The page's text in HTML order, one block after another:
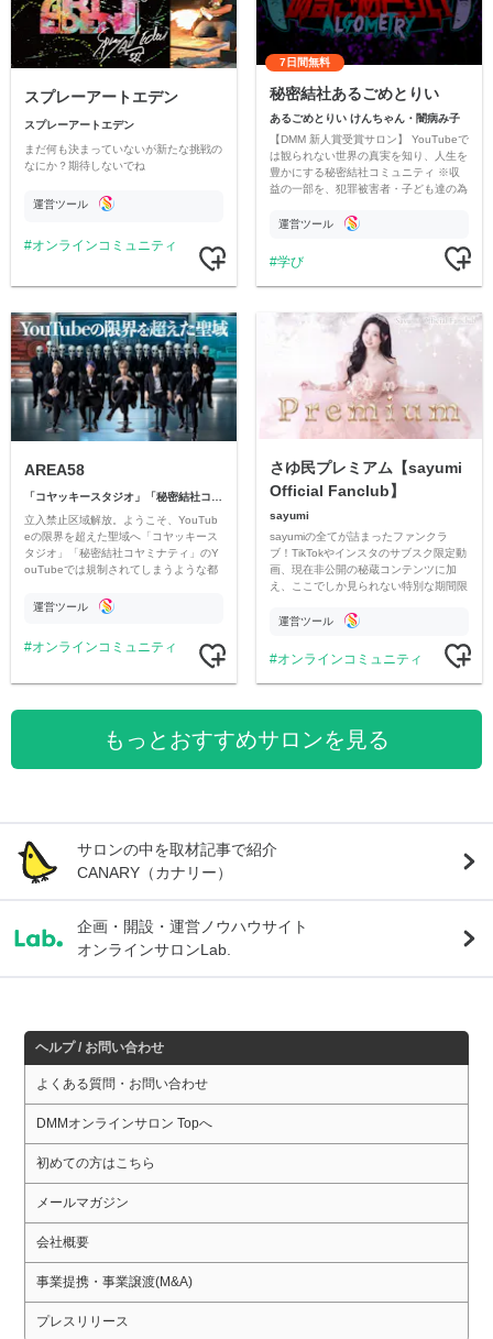
スプレーアートエデン
スプレーアートエデン
まだ何も決まっていないが新たな挑戦の
なにか？期待しないでね
運営ツール
オンラインコミュニティ
7日間無料
秘密結社あるごめとりい
あるごめとりい けんちゃん・闇病み子
【DMM 新人賞受賞サロン】 YouTubeで
は観られない世界の真実を知り、人生を
豊かにする秘密結社コミュニティ ※収
益の一部を、犯罪被害者・子ども達の為
す運営ツール
学び
AREA58
立入禁止区域解放。ようこそ、YouTub
eの限界を超えた聖域へ「コヤッキース
タジオ」「秘密結社コヤミナティ」のY
ouTubeでは規制されてしまうような都
公開。
運営ツール
オンラインコミュニティ
さゆ民プレミアム【sayumi
Official Fanclub】
sayumi
sayumiの全てが詰まったファンクラ
ブ！TikTokやインスタのサブスク限定動
画、現在非公開の秘蔵コンテンツに加
え、ここでしか見られない特別な期間限
運営ツール
オンラインコミュニティ
もっとおすすめサロンを見る
サロンの中を取材記事で紹介
CANARY（カナリー）
企画・開設・運営ノウハウサイト
オンラインサロンLab.
ヘルプ / お問い合わせ
よくある質問・お問い合わせ
DMMオンラインサロン Topへ
初めての方はこちら
メールマガジン
会社概要
事業提携・事業譲渡(M&A)
プレスリリース